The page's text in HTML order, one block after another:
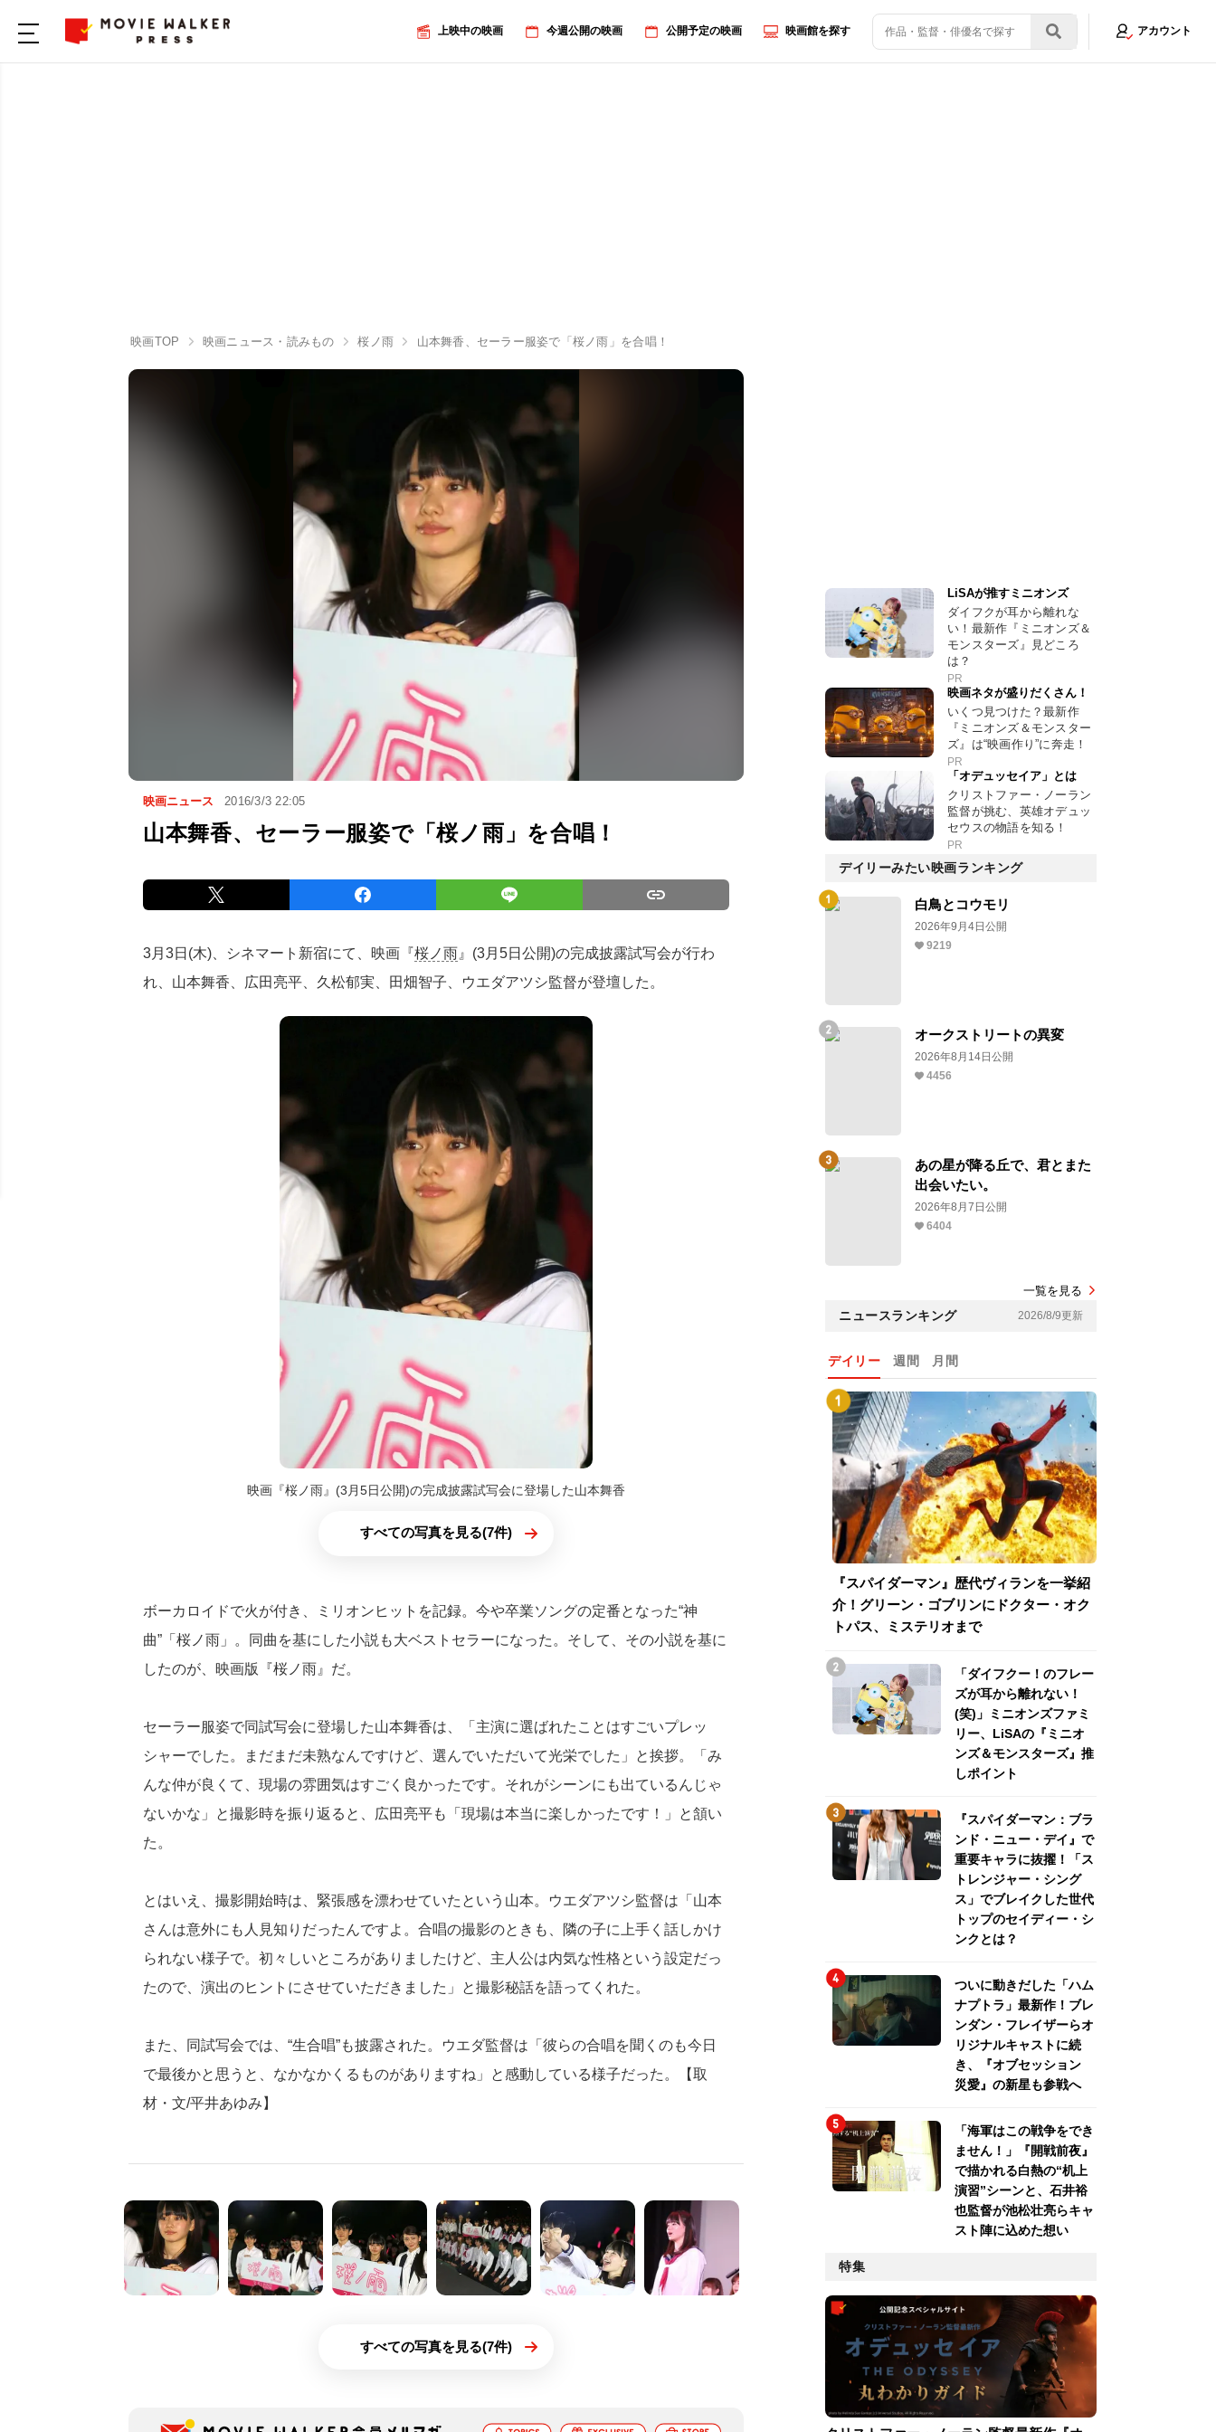
上映中の映画 今週公開の映画 公開予定の映画 映画館を探す アカウント
映画TOP 映画ニュース・読みもの 桜ノ雨 山本舞香、セーラー服姿で「桜ノ雨」を合唱！
映画ニュース 2016/3/3 22:05
山本舞香、セーラー服姿で「桜ノ雨」を合唱！
3月3日(木)、シネマート新宿にて、映画『桜ノ雨 』(3月5日公開)の完成披露試写会が行わ
れ、山本舞香、広田亮平、久松郁実、田畑智子、ウエダアツシ監督が登壇した。
映画『桜ノ雨』(3月5日公開)の完成披露試写会に登場した山本舞香
すべての写真を見る(7件)
ボーカロイドで火が付き、ミリオンヒットを記録。今や卒業ソングの定番となった“神
曲”「桜ノ雨」。同曲を基にした小説も大ベストセラーになった。そして、その小説を基に
したのが、映画版『桜ノ雨』だ。
セーラー服姿で同試写会に登場した山本舞香は、「主演に選ばれたことはすごいプレッ
シャーでした。まだまだ未熟なんですけど、選んでいただいて光栄でした」と挨拶。「み
んな仲が良くて、現場の雰囲気はすごく良かったです。それがシーンにも出ているんじゃ
ないかな」と撮影時を振り返ると、広田亮平も「現場は本当に楽しかったです！」と頷い
た。
とはいえ、撮影開始時は、緊張感を漂わせていたという山本。ウエダアツシ監督は「山本
さんは意外にも人見知りだったんですよ。合唱の撮影のときも、隣の子に上手く話しかけ
られない様子で。初々しいところがありましたけど、主人公は内気な性格という設定だっ
たので、演出のヒントにさせていただきました」と撮影秘話を語ってくれた。
また、同試写会では、“生合唱”も披露された。ウエダ監督は「彼らの合唱を聞くのも今日
で最後かと思うと、なかなかくるものがありますね」と感動している様子だった。【取
材・文/平井あゆみ】
すべての写真を見る(7件)
LiSAが推すミニオンズ
ダイフクが耳から離れな
い！最新作『ミニオンズ＆
モンスターズ』見どころ
は？
PR
映画ネタが盛りだくさん！
いくつ見つけた？最新作
『ミニオンズ＆モンスター
ズ』は“映画作り”に奔走！
PR
「オデュッセイア」とは
クリストファー・ノーラン
監督が挑む、英雄オデュッ
セウスの物語を知る！
PR
デイリーみたい映画ランキング
白鳥とコウモリ
2026年9月4日公開
9219
オークストリートの異変
2026年8月14日公開
4456
あの星が降る丘で、君とまた
出会いたい。
2026年8月7日公開
6404
一覧を見る
ニュースランキング 2026/8/9更新
デイリー 週間 月間
『スパイダーマン』歴代ヴィランを一挙紹
介！グリーン・ゴブリンにドクター・オク
トパス、ミステリオまで
「ダイフクー！のフレー
ズが耳から離れない！
(笑)」ミニオンズファミ
リー、LiSAの『ミニオ
ンズ＆モンスターズ』推
しポイント
『スパイダーマン：ブラ
ンド・ニュー・デイ』で
重要キャラに抜擢！「ス
トレンジャー・シング
ス」でブレイクした世代
トップのセイディー・シ
ンクとは？
ついに動きだした「ハム
ナプトラ」最新作！ブレ
ンダン・フレイザーらオ
リジナルキャストに続
き、『オブセッション
災愛』の新星も参戦へ
「海軍はこの戦争をでき
ません！」『開戦前夜』
で描かれる白熱の“机上
演習”シーンと、石井裕
也監督が池松壮亮らキャ
スト陣に込めた想い
特集